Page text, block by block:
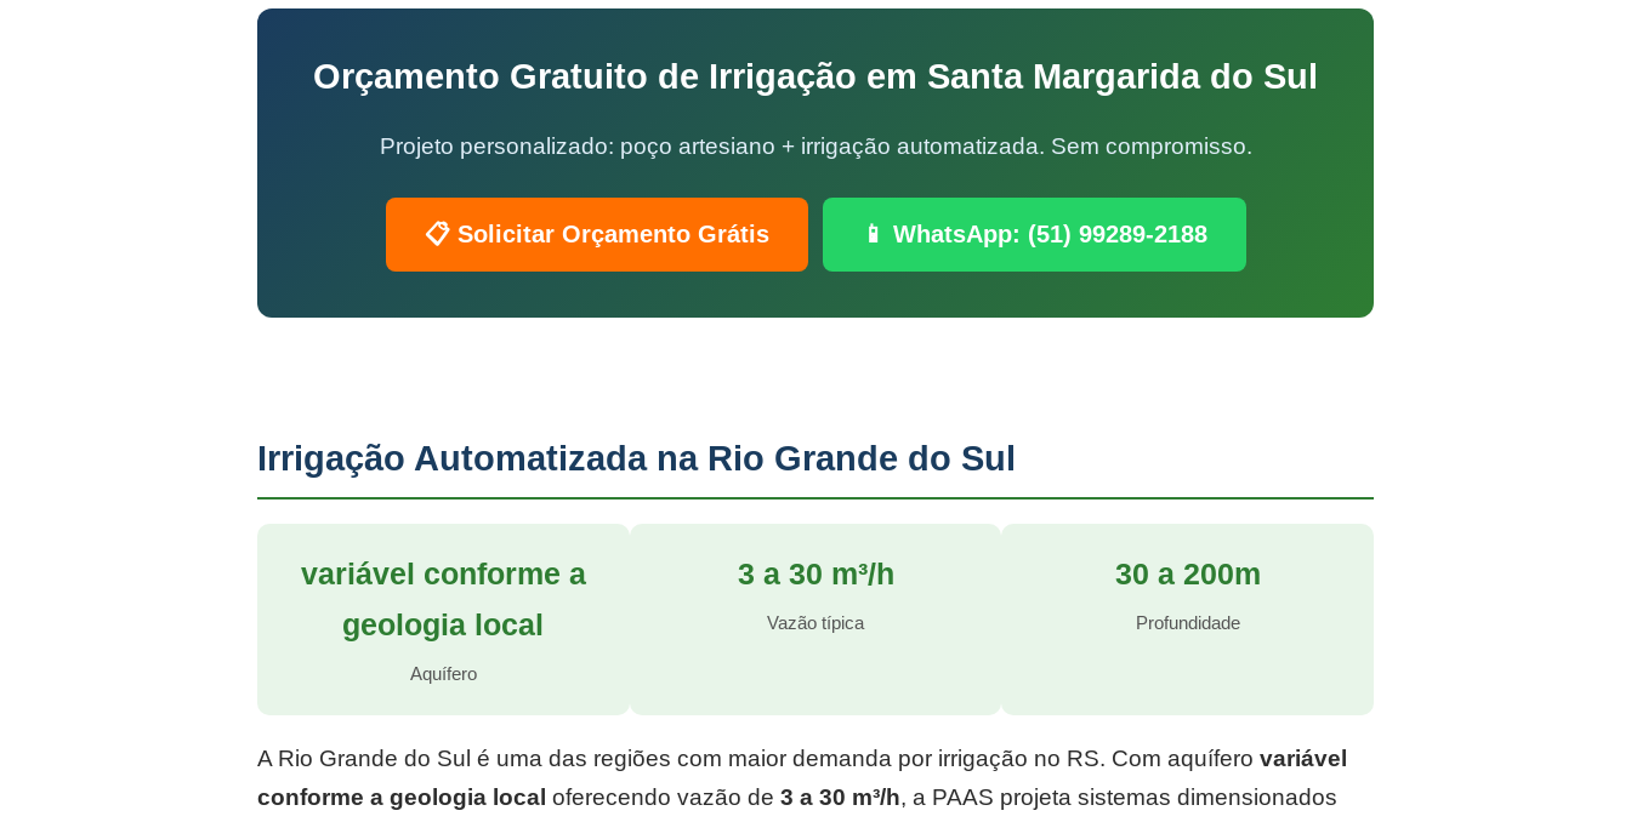
Orçamento Gratuito de Irrigação em Santa Margarida do Sul
Projeto personalizado: poço artesiano + irrigação automatizada. Sem compromisso.
📋 Solicitar Orçamento Grátis 📱 WhatsApp: (51) 99289-2188
Irrigação Automatizada na Rio Grande do Sul
variável conforme a
geologia local
Aquífero
3 a 30 m³/h
Vazão típica
30 a 200m
Profundidade
A Rio Grande do Sul é uma das regiões com maior demanda por irrigação no RS. Com aquífero variável
conforme a geologia local oferecendo vazão de 3 a 30 m³/h, a PAAS projeta sistemas dimensionados